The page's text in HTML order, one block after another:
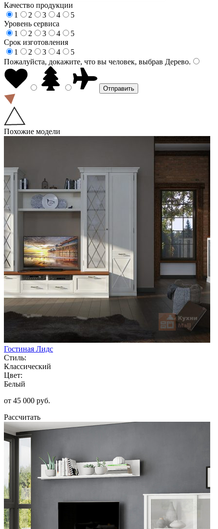
Качество продукции
1
2 3 4
5
Уровень сервиса
1
2 3 4
5
Срок изготовления
1
2 3 4
5
Пожалуйста, докажите, что вы человек, выбрав Дерево.
Похожие модели
Гостиная Лидс
Стиль:
Классический
Цвет:
Белый
от 45 000 руб.
Рассчитать